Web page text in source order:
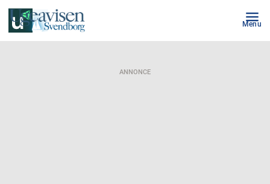
Menu
ANNONCE